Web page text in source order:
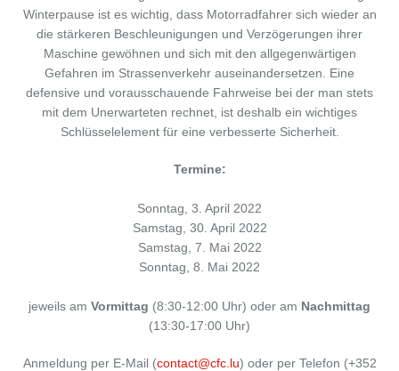
Winterpause ist es wichtig, dass Motorradfahrer sich wieder an
die stärkeren Beschleunigungen und Verzögerungen ihrer
Maschine gewöhnen und sich mit den allgegenwärtigen
Gefahren im Strassenverkehr auseinandersetzen. Eine
defensive und vorausschauende Fahrweise bei der man stets
mit dem Unerwarteten rechnet, ist deshalb ein wichtiges
Schlüsselelement für eine verbesserte Sicherheit.
Termine:
Sonntag, 3. April 2022
Samstag, 30. April 2022
Samstag, 7. Mai 2022
Sonntag, 8. Mai 2022
jeweils am Vormittag (8:30-12:00 Uhr) oder am Nachmittag
(13:30-17:00 Uhr)
Anmeldung per E-Mail (contact@cfc.lu) oder per Telefon (+352